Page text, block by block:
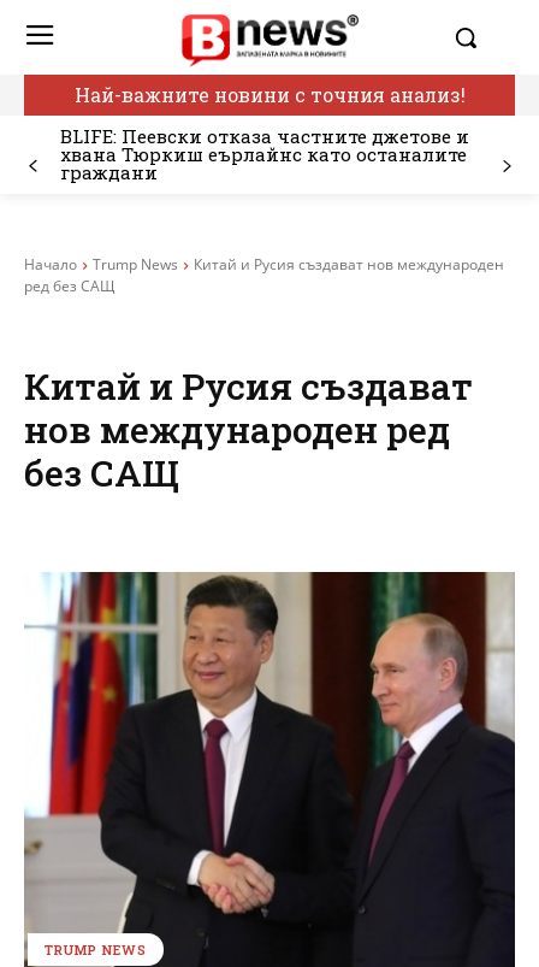
Най-важните новини с точния анализ!
BLIFE: Пеевски отказа частните джетове и
хвана Тюркиш еърлайнс като останалите
граждани
Начало Trump News
Китай и Русия създават нов международен
ред без САЩ
Китай и Русия създават
нов международен ред
без САЩ
TRUMP NEWS